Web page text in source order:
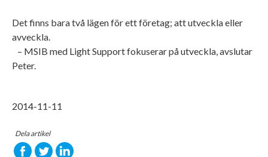
Det finns bara två lägen för ett företag; att utveckla eller
avveckla.
– MSIB med Light Support fokuserar på utveckla, avslutar
Peter.
2014-11-11
Dela artikel